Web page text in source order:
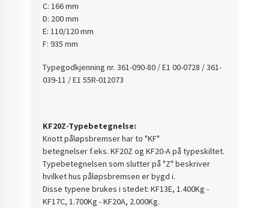
C: 166 mm
D: 200 mm
E: 110/120 mm
F: 935 mm
Typegodkjenning nr.361-090-80 / E1 00-0728 / 361-
039-11 / E1 55R-012073
KF20Z-Typebetegnelse:
Knott påløpsbremser har to "KF"
betegnelser f.eks. KF20Z og KF20-A på typeskiltet.
Typebetegnelsen som slutter på "Z" beskriver
hvilket hus påløpsbremsen er bygd i.
Disse typene brukes i stedet: KF13E, 1.400Kg -
KF17C, 1.700Kg - KF20A, 2.000Kg.